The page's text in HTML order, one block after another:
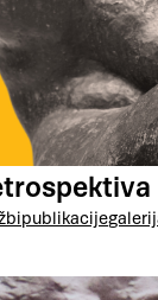
publikacije